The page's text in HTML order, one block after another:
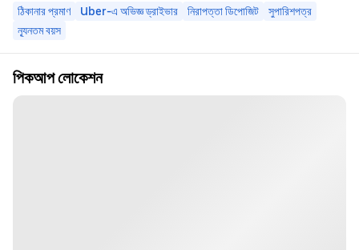
ঠিকানার প্রমাণ Uber-এ অভিজ্ঞ ড্রাইভার নিরাপত্তা ডিপোজিট
সুপারিশপত্র
ন্যূনতম বয়স
পিকআপ লোকেশন